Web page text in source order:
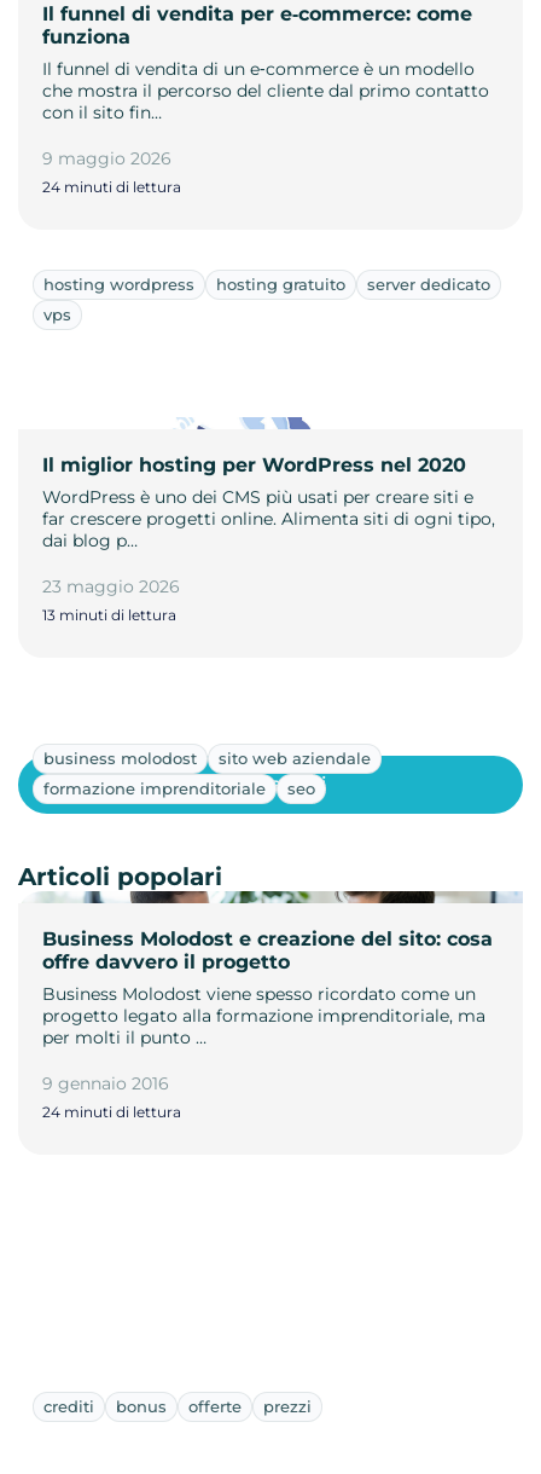
Il funnel di vendita per e‑commerce: come
funziona
Il funnel di vendita di un e‑commerce è un modello
che mostra il percorso del cliente dal primo contatto
con il sito fin…
9 maggio 2026
24 minuti di lettura
hosting wordpress hosting gratuito
server dedicato
vps
Il miglior hosting per WordPress nel 2020
WordPress è uno dei CMS più usati per creare siti e
far crescere progetti online. Alimenta siti di ogni tipo,
dai blog p…
23 maggio 2026
13 minuti di lettura
business molodost
sito web aziendale
formazione imprenditoriale
seo
Business Molodost e creazione del sito: cosa
offre davvero il progetto
Business Molodost viene spesso ricordato come un
progetto legato alla formazione imprenditoriale, ma
per molti il punto …
9 gennaio 2016
24 minuti di lettura
Mostra altri
Articoli popolari
crediti bonus offerte prezzi